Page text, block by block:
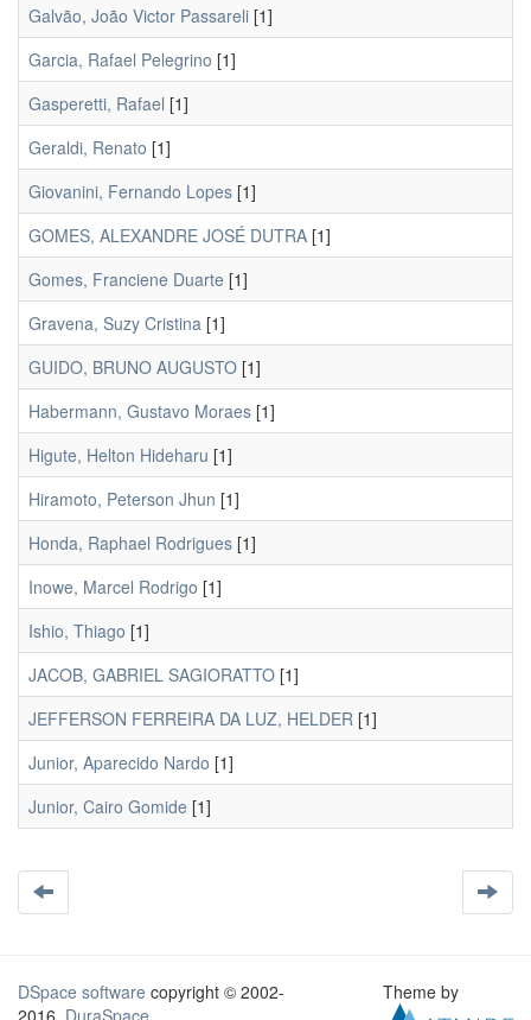
Galvão, João Victor Passareli [1]
Garcia, Rafael Pelegrino [1]
Gasperetti, Rafael [1]
Geraldi, Renato [1]
Giovanini, Fernando Lopes [1]
GOMES, ALEXANDRE JOSÉ DUTRA [1]
Gomes, Franciene Duarte [1]
Gravena, Suzy Cristina [1]
GUIDO, BRUNO AUGUSTO [1]
Habermann, Gustavo Moraes [1]
Higute, Helton Hideharu [1]
Hiramoto, Peterson Jhun [1]
Honda, Raphael Rodrigues [1]
Inowe, Marcel Rodrigo [1]
Ishio, Thiago [1]
JACOB, GABRIEL SAGIORATTO [1]
JEFFERSON FERREIRA DA LUZ, HELDER [1]
Junior, Aparecido Nardo [1]
Junior, Cairo Gomide [1]
DSpace software copyright © 2002-
2016 DuraSpace
Theme by